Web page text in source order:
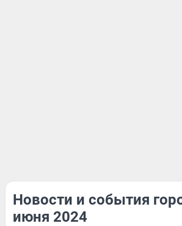
Новости и события
июня 2024